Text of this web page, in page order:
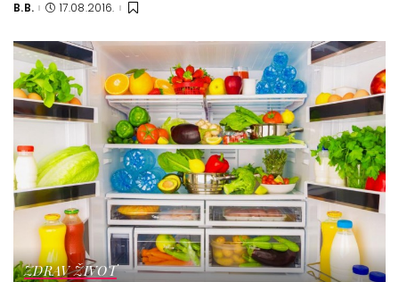
Posted
B.B. 17.08.2016.
ZDRAV ŽIVOT